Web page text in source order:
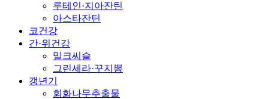
루테인·지아잔틴
아스타잔틴
코건강
간·위건강
밀크씨슬
그린세라·꾸지뽕
갱년기
회화나무추출물